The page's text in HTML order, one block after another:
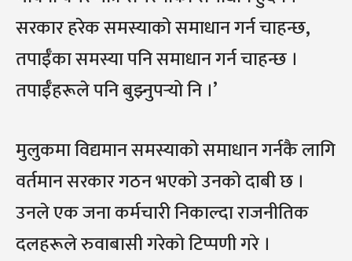
सरकार हरेक समस्याको समाधान गर्न चाहन्छ,
तपाईँका समस्या पनि समाधान गर्न चाहन्छ ।
तपाईँहरूले पनि बुझ्नुपर्‍यो नि ।’
मुलुकमा विद्यमान समस्याको समाधान गर्नकै लागि
वर्तमान सरकार गठन भएको उनको दाबी छ ।
उनले एक जना कर्मचारी निकाल्दा राजनीतिक
दलहरूले रुवाबासी गरेको टिप्पणी गरे ।